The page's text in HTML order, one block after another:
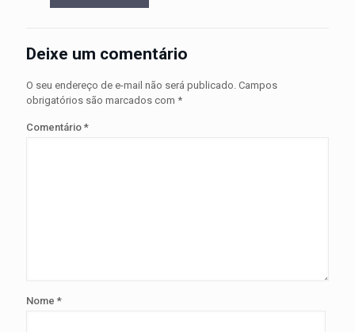
Deixe um comentário
O seu endereço de e-mail não será publicado. Campos
obrigatórios são marcados com *
Comentário *
Nome *